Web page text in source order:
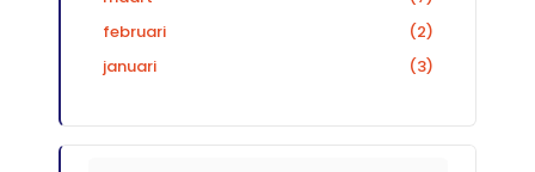
februari
(2)
januari
(3)